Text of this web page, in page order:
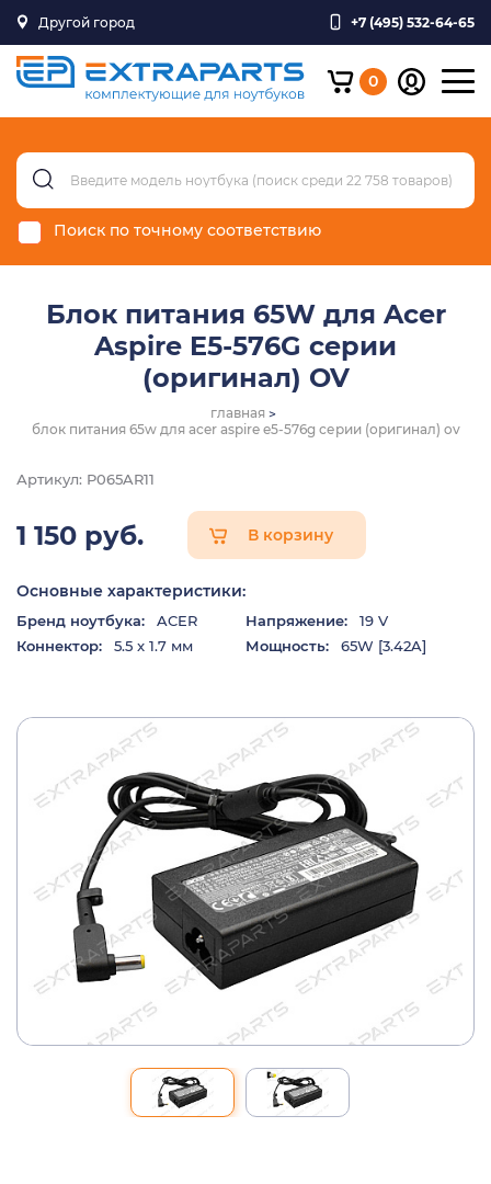
Другой город +7 (495) 532-64-65
0
Поиск по точному соответствию
Блок питания 65W для Acer
Aspire E5-576G серии
(оригинал) OV
главная
блок питания 65w для acer aspire e5-576g серии (оригинал) ov
Артикул: P065AR11
1 150 руб. В корзину
Основные характеристики:
Бренд ноутбука: ACER Напряжение:
19 V
Коннектор:
5.5 x 1.7 мм Мощность: 65W [3.42A]